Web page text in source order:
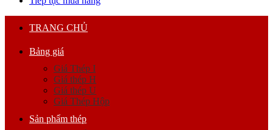
TRANG CHỦ
Bảng giá
Giá Thép I
Giá thép H
Giá thép U
Giá Thép Hộp
Sản phẩm thép